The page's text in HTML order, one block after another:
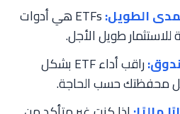
الطويل:
ETFs هي أدوات
للاستثمار طويل الأجل.
راقب أداء ETF بشكل
محفظتك حسب الحاجة.